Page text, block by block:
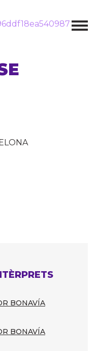
BONAVÍA
BONAVÍA